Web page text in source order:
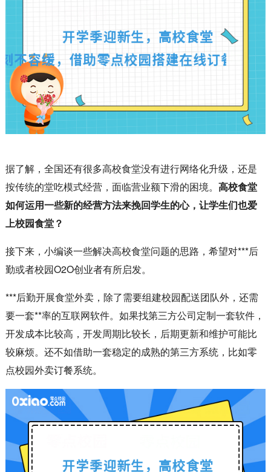
据了解，全国还有很多高校食堂没有进行网络化升级，还是
按传统的堂吃模式经营，面临营业额下滑的困境。 高校食堂
如何运用一些新的经营方法来挽回学生的心，让学生们也爱
上校园食堂？
接下来，小编谈一些解决高校食堂问题的思路，希望对***后
勤或者校园O2O创业者有所启发。
***后勤开展食堂外卖，除了需要组建校园配送团队外，还需
要一套**率的互联网软件。如果找第三方公司定制一套软件，
开发成本比较高，开发周期比较长，后期更新和维护可能比
较麻烦。还不如借助一套稳定的成熟的第三方系统，比如零
点校园外卖订餐系统。